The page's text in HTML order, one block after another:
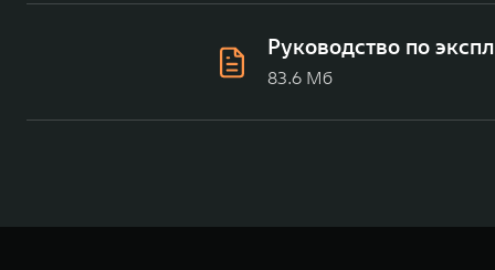
Руководство по
83.6 Мб